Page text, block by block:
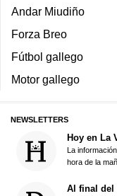
Andar Miudiño
Forza Breo
Fútbol gallego
Motor gallego
NEWSLETTERS
Hoy en La
La
hora de la
Al final del